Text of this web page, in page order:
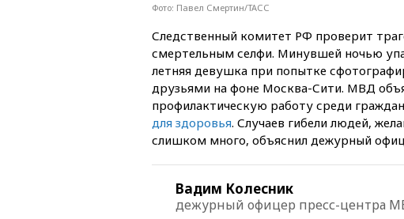
Фото: Павел Смертин/ТАСС
Следственный комитет РФ проверит
смертельным селфи. Минувшей ночью
летняя девушка при попытке
друзьями на фоне Москва-Сити. МВД
профилактическую работу среди
для здоровья. Случаев гибели людей,
слишком много, объяснил дежурный
Вадим Колесник
дежурный офицер пресс-центра